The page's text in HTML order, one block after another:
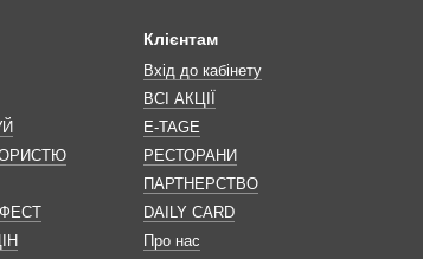
Клієнтам
Вхід до кабінету
ВСІ АКЦІЇ
E-TAGE
РЕСТОРАНИ
ПАРТНЕРСТВО
DAILY CARD
Про нас